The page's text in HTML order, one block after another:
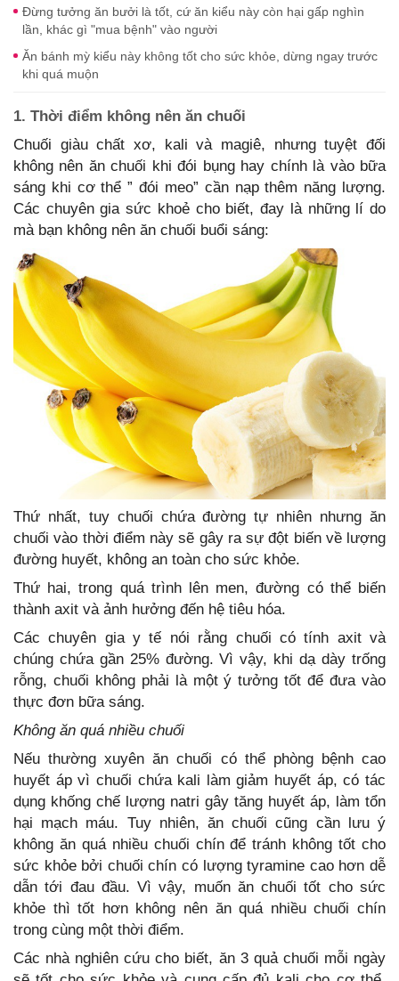
Đừng tưởng ăn bưởi là tốt, cứ ăn kiểu này còn hại gấp nghìn
lần, khác gì "mua bệnh" vào người
Ăn bánh mỳ kiểu này không tốt cho sức khỏe, dừng ngay trước
khi quá muộn
1. Thời điểm không nên ăn chuối
Chuối giàu chất xơ, kali và magiê, nhưng tuyệt đối
không nên ăn chuối khi đói bụng hay chính là vào bữa
sáng khi cơ thể ” đói meo” cần nạp thêm năng lượng.
Các chuyên gia sức khoẻ cho biết, đay là những lí do
mà bạn không nên ăn chuối buổi sáng:
Thứ nhất, tuy chuối chứa đường tự nhiên nhưng ăn
chuối vào thời điểm này sẽ gây ra sự đột biến về lượng
đường huyết, không an toàn cho sức khỏe.
Thứ hai, trong quá trình lên men, đường có thể biến
thành axit và ảnh hưởng đến hệ tiêu hóa.
Các chuyên gia y tế nói rằng chuối có tính axit và
chúng chứa gần 25% đường. Vì vậy, khi dạ dày trống
rỗng, chuối không phải là một ý tưởng tốt để đưa vào
thực đơn bữa sáng.
Không ăn quá nhiều chuối
Nếu thường xuyên ăn chuối có thể phòng bệnh cao
huyết áp vì chuối chứa kali làm giảm huyết áp, có tác
dụng khống chế lượng natri gây tăng huyết áp, làm tổn
hại mạch máu. Tuy nhiên, ăn chuối cũng cần lưu ý
không ăn quá nhiều chuối chín để tránh không tốt cho
sức khỏe bởi chuối chín có lượng tyramine cao hơn dễ
dẫn tới đau đầu. Vì vậy, muốn ăn chuối tốt cho sức
khỏe thì tốt hơn không nên ăn quá nhiều chuối chín
trong cùng một thời điểm.
Các nhà nghiên cứu cho biết, ăn 3 quả chuối mỗi ngày